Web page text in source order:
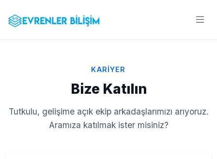
KARİYER
Bize Katılın
Tutkulu, gelişime açık ekip arkadaşlarımızı arıyoruz.
Aramıza katılmak ister misiniz?